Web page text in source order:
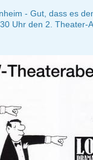
- Gut, dass es
Uhr den 2. Theater-